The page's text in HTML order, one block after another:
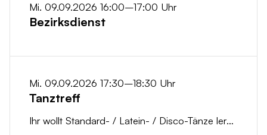
Mi. 09.09.2026 16:00–17:00 Uhr
Bezirksdienst
Mi. 09.09.2026 17:30–18:30 Uhr
Tanztreff
Ihr wollt Standard- / Latein- / Disco-Tänze lernen oder euer vorhandenes Wissen erweitern? Ihr wollt neue Figuren testen oder einfach entspannt etwas...